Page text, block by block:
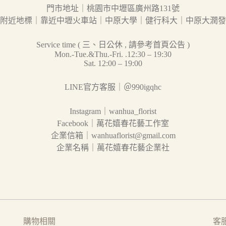
門市地址｜桃園市中壢區廣州路131號
附近地標｜靠近中壢火車站｜中原大學｜健行科大｜中原大潤發
Service time ( 三、日公休 , 請參考首頁公告 )
Mon.-Tue.&Thu.-Fri. .12:30 – 19:30
Sat. 12:00 – 19:00
LINE官方客服｜＠990igqhc
Instagram｜wanhua_florist
Facebook｜萬花嬉春花藝工作室
企業信箱｜wanhuaflorist@gmail.com
企業名稱｜萬花嬉春花藝企業社
購物相關 客